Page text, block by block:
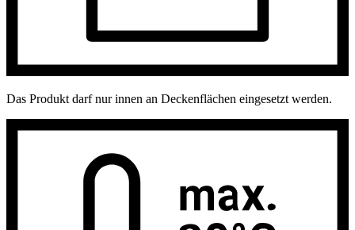
Das Produkt darf nur innen an Deckenflächen eingesetzt werden.